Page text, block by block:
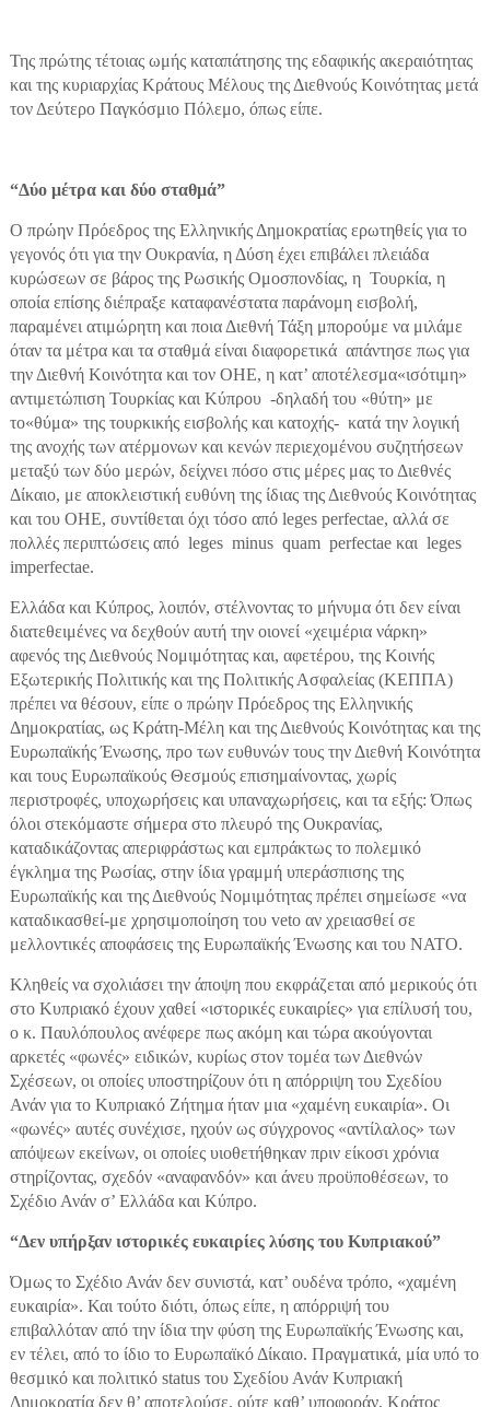
Της πρώτης τέτοιας ωμής καταπάτησης της εδαφικής ακεραιότητας
και της κυριαρχίας Κράτους Μέλους της Διεθνούς Κοινότητας μετά
τον Δεύτερο Παγκόσμιο Πόλεμο, όπως είπε.
“Δύο μέτρα και δύο σταθμά”
Ο πρώην Πρόεδρος της Ελληνικής Δημοκρατίας ερωτηθείς για το
γεγονός ότι για την Ουκρανία, η Δύση έχει επιβάλει πλειάδα
κυρώσεων σε βάρος της Ρωσικής Ομοσπονδίας, η Τουρκία, η
οποία επίσης διέπραξε καταφανέστατα παράνομη εισβολή,
παραμένει ατιμώρητη και ποια Διεθνή Τάξη μπορούμε να μιλάμε
όταν τα μέτρα και τα σταθμά είναι διαφορετικά απάντησε πως για
την Διεθνή Κοινότητα και τον ΟΗΕ, η κατ’ αποτέλεσμα«ισότιμη»
αντιμετώπιση Τουρκίας και Κύπρου -δηλαδή του «θύτη» με
το«θύμα» της τουρκικής εισβολής και κατοχής- κατά την λογική
της ανοχής των ατέρμονων και κενών περιεχομένου συζητήσεων
μεταξύ των δύο μερών, δείχνει πόσο στις μέρες μας το Διεθνές
Δίκαιο, με αποκλειστική ευθύνη της ίδιας της Διεθνούς Κοινότητας
και του ΟΗΕ, συντίθεται όχι τόσο από leges perfectae, αλλά σε
πολλές περιπτώσεις από leges minus quam perfectae και leges
imperfectae.
Ελλάδα και Κύπρος, λοιπόν, στέλνοντας το μήνυμα ότι δεν είναι
διατεθειμένες να δεχθούν αυτή την οιονεί «χειμέρια νάρκη»
αφενός της Διεθνούς Νομιμότητας και, αφετέρου, της Κοινής
Εξωτερικής Πολιτικής και της Πολιτικής Ασφαλείας (ΚΕΠΠΑ)
πρέπει να θέσουν, είπε ο πρώην Πρόεδρος της Ελληνικής
Δημοκρατίας, ως Κράτη-Μέλη και της Διεθνούς Κοινότητας και της
Ευρωπαϊκής Ένωσης, προ των ευθυνών τους την Διεθνή Κοινότητα
και τους Ευρωπαϊκούς Θεσμούς επισημαίνοντας, χωρίς
περιστροφές, υποχωρήσεις και υπαναχωρήσεις, και τα εξής: Όπως
όλοι στεκόμαστε σήμερα στο πλευρό της Ουκρανίας,
καταδικάζοντας απεριφράστως και εμπράκτως το πολεμικό
έγκλημα της Ρωσίας, στην ίδια γραμμή υπεράσπισης της
Ευρωπαϊκής και της Διεθνούς Νομιμότητας πρέπει σημείωσε «να
καταδικασθεί-με χρησιμοποίηση του veto αν χρειασθεί σε
μελλοντικές αποφάσεις της Ευρωπαϊκής Ένωσης και του ΝΑΤΟ.
Κληθείς να σχολιάσει την άποψη που εκφράζεται από μερικούς ότι
στο Κυπριακό έχουν χαθεί «ιστορικές ευκαιρίες» για επίλυσή του,
ο κ. Παυλόπουλος ανέφερε πως ακόμη και τώρα ακούγονται
αρκετές «φωνές» ειδικών, κυρίως στον τομέα των Διεθνών
Σχέσεων, οι οποίες υποστηρίζουν ότι η απόρριψη του Σχεδίου
Ανάν για το Κυπριακό Ζήτημα ήταν μια «χαμένη ευκαιρία». Οι
«φωνές» αυτές συνέχισε, ηχούν ως σύγχρονος «αντίλαλος» των
απόψεων εκείνων, οι οποίες υιοθετήθηκαν πριν είκοσι χρόνια
στηρίζοντας, σχεδόν «αναφανδόν» και άνευ προϋποθέσεων, το
Σχέδιο Ανάν σ’ Ελλάδα και Κύπρο.
“Δεν υπήρξαν ιστορικές ευκαιρίες λύσης του Κυπριακού”
Όμως το Σχέδιο Ανάν δεν συνιστά, κατ’ ουδένα τρόπο, «χαμένη
ευκαιρία». Και τούτο διότι, όπως είπε, η απόρριψή του
επιβαλλόταν από την ίδια την φύση της Ευρωπαϊκής Ένωσης και,
εν τέλει, από το ίδιο το Ευρωπαϊκό Δίκαιο. Πραγματικά, μία υπό το
θεσμικό και πολιτικό status του Σχεδίου Ανάν Κυπριακή
Δημοκρατία δεν θ’ αποτελούσε, ούτε καθ’ υποφοράν, Κράτος